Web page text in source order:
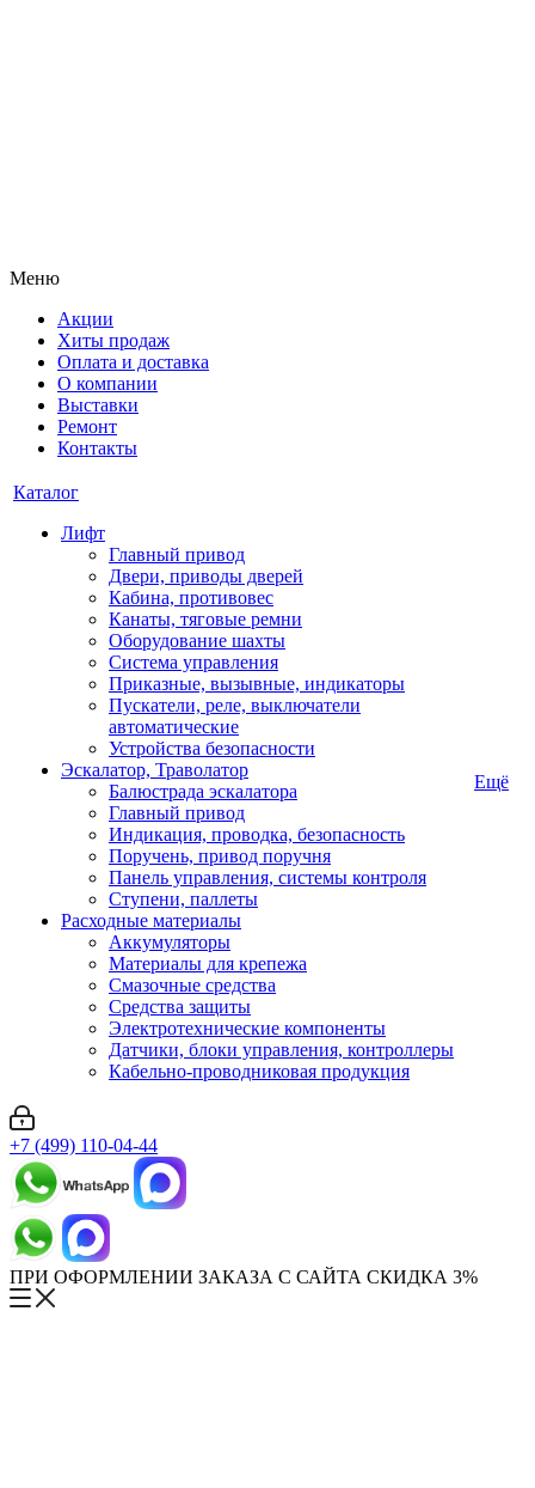
Меню
Акции
Хиты продаж
Оплата и доставка
О компании
Выставки
Ремонт
Контакты
Каталог
Лифт
Главный привод
Двери, приводы дверей
Кабина, противовес
Канаты, тяговые ремни
Оборудование шахты
Система управления
Приказные, вызывные, индикаторы
Пускатели, реле, выключатели
автоматические
Устройства безопасности
Эскалатор, Траволатор
Балюстрада эскалатора
Главный привод
Индикация, проводка, безопасность
Поручень, привод поручня
Панель управления, системы контроля
Ступени, паллеты
Расходные материалы
Аккумуляторы
Материалы для крепежа
Смазочные средства
Средства защиты
Электротехнические компоненты
Датчики, блоки управления, контроллеры
Кабельно-проводниковая продукция
Ещё
+7 (499) 110-04-44
ПРИ ОФОРМЛЕНИИ ЗАКАЗА С САЙТА СКИДКА 3%